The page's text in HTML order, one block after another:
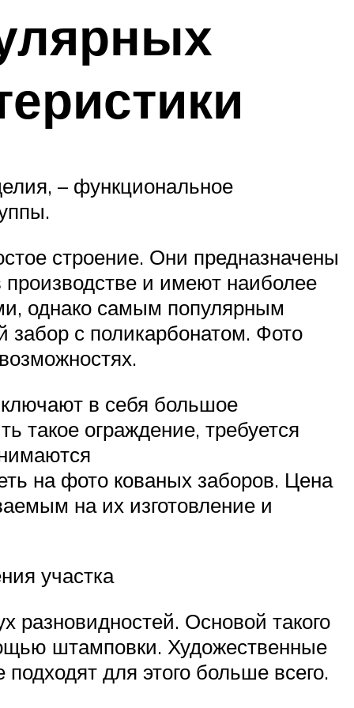
– функциональное
строение. Они предназначены
и имеют наиболее
однако самым популярным
с поликарбонатом. Фото
в себя большое
такое ограждение, требуется
на фото кованых заборов. Цена
на их изготовление и
участка
разновидностей. Основой такого
штамповки. Художественные
для этого больше всего.